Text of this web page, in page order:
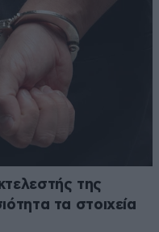
της
τα στοιχεία